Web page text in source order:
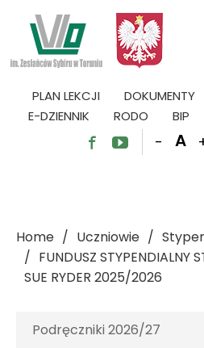
PLAN LEKCJI DOKUMENTY
E-DZIENNIK
RODO BIP
  - A
Home Uczniowie
FUNDUSZ STYPENDIALNY
SUE RYDER 2025/2026
Podręczniki 2026/27